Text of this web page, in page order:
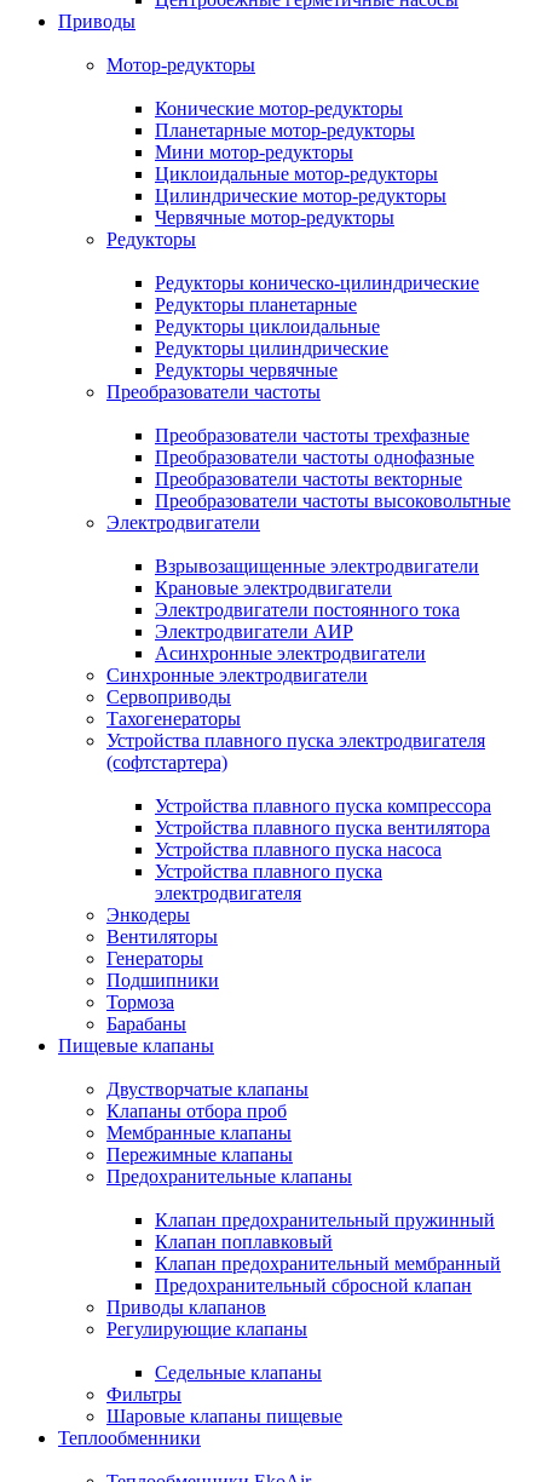
Приводы
Мотор-редукторы
Конические мотор-редукторы
Планетарные мотор-редукторы
Мини мотор-редукторы
Циклоидальные мотор-редукторы
Цилиндрические мотор-редукторы
Червячные мотор-редукторы
Редукторы
Редукторы коническо-цилиндрические
Редукторы планетарные
Редукторы циклоидальные
Редукторы цилиндрические
Редукторы червячные
Преобразователи частоты
Преобразователи частоты трехфазные
Преобразователи частоты однофазные
Преобразователи частоты векторные
Преобразователи частоты высоковольтные
Электродвигатели
Взрывозащищенные электродвигатели
Крановые электродвигатели
Электродвигатели постоянного тока
Электродвигатели АИР
Асинхронные электродвигатели
Синхронные электродвигатели
Сервоприводы
Тахогенераторы
Устройства плавного пуска электродвигателя
(софтстартера)
Устройства плавного пуска компрессора
Устройства плавного пуска вентилятора
Устройства плавного пуска насоса
Устройства плавного пуска
электродвигателя
Энкодеры
Вентиляторы
Генераторы
Подшипники
Тормоза
Барабаны
Пищевые клапаны
Двустворчатые клапаны
Клапаны отбора проб
Мембранные клапаны
Пережимные клапаны
Предохранительные клапаны
Клапан предохранительный пружинный
Клапан поплавковый
Клапан предохранительный мембранный
Предохранительный сбросной клапан
Приводы клапанов
Регулирующие клапаны
Седельные клапаны
Фильтры
Шаровые клапаны пищевые
Теплообменники